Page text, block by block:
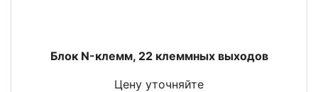
Блок N-клемм, 22 клеммных выходов
Цену уточняйте